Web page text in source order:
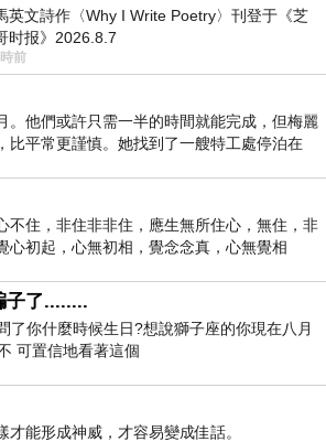
英文詩作〈Why I Write Poetry〉刊登于《芝
时报》2026.8.7
前
。他們或許只需一半的時間就能完成，但梅麗
比平常更謹慎。她找到了一艘特工處停泊在
不住，非住非非住，應生無所住心，無住，非
心初起，心無初相，覺念念真，心無覺相
子了........
什麼時候生日?想說獅子座的你現在八月
可置信地看著這個
能形成神威，才容易變成佳話。